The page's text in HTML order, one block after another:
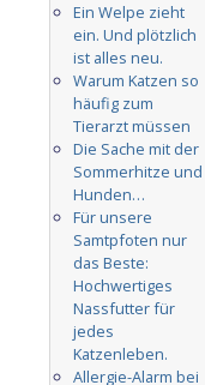
Ein Welpe zieht
ein. Und plötzlich
ist alles neu.
Warum Katzen so
häufig zum
Tierarzt müssen
Die Sache mit der
Sommerhitze und
Hunden…
Für unsere
Samtpfoten nur
das Beste:
Hochwertiges
Nassfutter für
jedes
Katzenleben.
Allergie-Alarm bei